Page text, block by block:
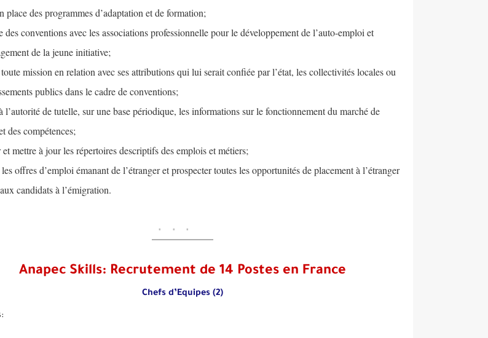
place des programmes d’adaptation et de formation;
des conventions avec les associations professionnelle pour le développement de l’auto-emploi et
de la jeune initiative;
mission en relation avec ses attributions qui lui serait confiée par l’état, les collectivités locales ou
publics dans le cadre de conventions;
l’autorité de tutelle, sur une base périodique, les informations sur le fonctionnement du marché de
des compétences;
mettre à jour les répertoires descriptifs des emplois et métiers;
offres d’emploi émanant de l’étranger et prospecter toutes les opportunités de placement à l’étranger
candidats à l’émigration.
Anapec Skills: Recrutement de 14 Postes en France
(2) Chefs d’Equipes